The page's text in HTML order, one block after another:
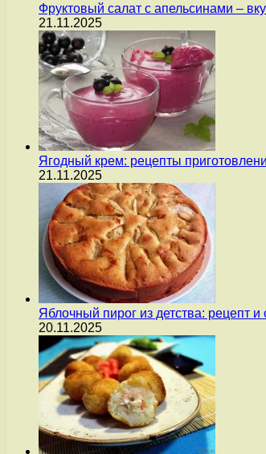
Фруктовый салат с апельсинами –
21.11.2025
Ягодный крем: рецепты
21.11.2025
Яблочный пирог из детства: рецепт и
20.11.2025